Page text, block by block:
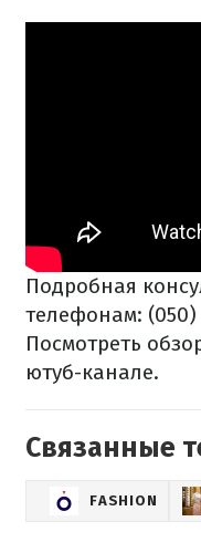
Подробная
телефонам: (050)
Посмотреть
ютуб-канале.
Связанные
FASHION